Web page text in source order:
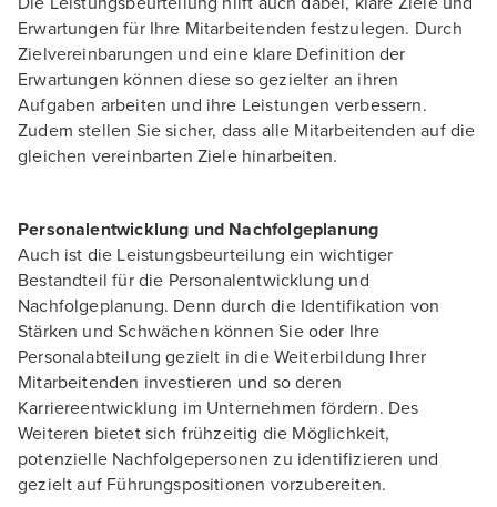
Erwartungen für Ihre Mitarbeitenden festzulegen. Durch
Zielvereinbarungen und eine klare Definition der
Erwartungen können diese so gezielter an ihren
Aufgaben arbeiten und ihre Leistungen verbessern.
Zudem stellen Sie sicher, dass alle Mitarbeitenden auf die
gleichen vereinbarten Ziele hinarbeiten.
Personalentwicklung und Nachfolgeplanung
Auch ist die Leistungsbeurteilung ein wichtiger
Bestandteil für die Personalentwicklung und
Nachfolgeplanung. Denn durch die Identifikation von
Stärken und Schwächen können Sie oder Ihre
Personalabteilung gezielt in die Weiterbildung Ihrer
Mitarbeitenden investieren und so deren
Karriereentwicklung im Unternehmen fördern. Des
Weiteren bietet sich frühzeitig die Möglichkeit,
potenzielle Nachfolgepersonen zu identifizieren und
gezielt auf Führungspositionen vorzubereiten.